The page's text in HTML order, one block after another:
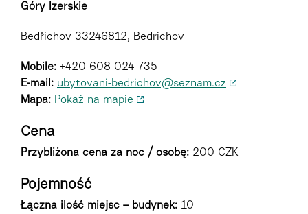
Góry Izerskie
Bedřichov 33246812, Bedrichov
Mobile: +420 608 024 735
E-mail: ubytovani-bedrichov@seznam.cz
Mapa: Pokaż na mapie
Cena
Przybliżona cena za noc / osobę: 200 CZK
Pojemność
Łączna ilość miejsc – budynek: 10